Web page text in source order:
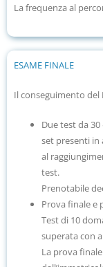
La frequenza al
ESAME FINALE
Il conseguimento del
Due test da
set presenti in
al
test.
Prenotabile
Prova finale e
Test di 10
superata con
La prova